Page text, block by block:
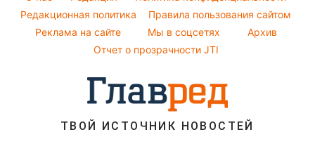
Новости Днепра
Новости Черкассы
Новости Тернополя
Новости Житомира
Новости Запорожья
Народные приметы
Все о шоу-бизнесе
Редакционная политика
Правила пользования сайтом
Реклама на сайте
Мы в соцсетях
Архив
Отчет о прозрачности JTI
ТВОЙ ИСТОЧНИК НОВОСТЕЙ